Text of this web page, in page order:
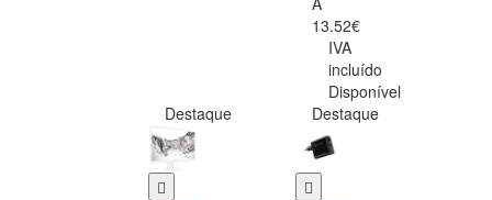
13.52€
IVA
incluído
Disponível
Destaque
Destaque